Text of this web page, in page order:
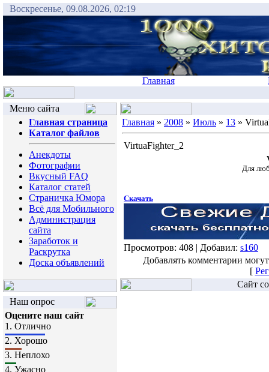
Воскресенье, 09.08.2026, 02:19
Главная
Меню сайта
Главная страница
Каталог файлов
Анекдоты
Фотографии
Вкусный FAQ
Каталог статей
Страничка Юмора
Всё для Мобильного
Администрация
сайта
Заработок и
Раскрутка
Доска объявлений
Наш опрос
Оцените наш сайт
1. Отлично
2. Хорошо
3. Неплохо
4. Ужасно
Главная » 2008 » Июль » 13 »
VirtuaFighter_2
Для
Скачать
Просмотров: 408 | Добавил: s160
Добавлять комментарии
[
Сайт